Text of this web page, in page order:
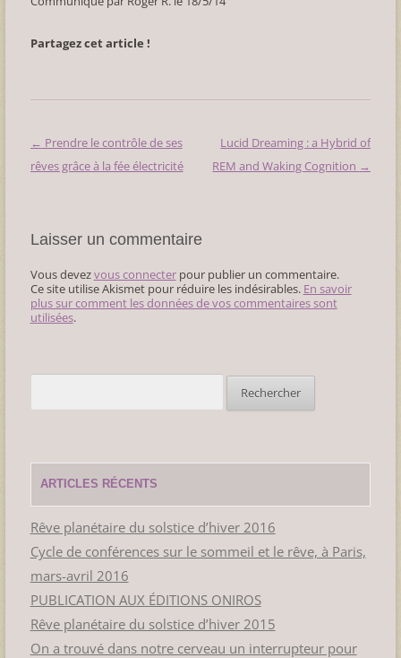
Partagez cet article !
des
← Prendre le contrôle de ses
rêves grâce à la fée électricité
Lucid Dreaming : a Hybrid of
REM and Waking Cognition →
Laisser un commentaire
Vous devezvous connecterpour publier un commentaire.
Ce site utilise Akismet pour réduire les indésirables. En savoir
plus sur comment les données de vos commentaires sont
utilisées.
ARTICLES RÉCENTS
Rêve planétaire du solstice d’hiver 2016
Cycle de conférences sur le sommeil et le rêve, à Paris,
mars-avril 2016
PUBLICATION AUX ÉDITIONS ONIROS
Rêve planétaire du solstice d’hiver 2015
On a trouvé dans notre cerveau un interrupteur pour